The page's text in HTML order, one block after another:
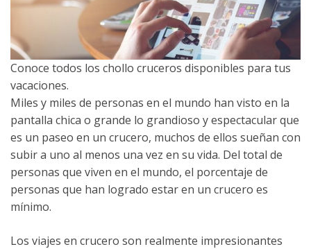
Conoce todos los chollo cruceros disponibles para tus
vacaciones.
Miles y miles de personas en el mundo han visto en la
pantalla chica o grande lo grandioso y espectacular que
es un paseo en un crucero, muchos de ellos sueñan con
subir a uno al menos una vez en su vida. Del total de
personas que viven en el mundo, el porcentaje de
personas que han logrado estar en un crucero es
mínimo.
Los viajes en crucero son realmente impresionantes